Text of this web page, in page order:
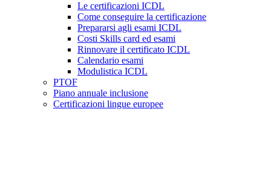
Le certificazioni ICDL
Come conseguire la certificazione
Prepararsi agli esami ICDL
Costi Skills card ed esami
Rinnovare il certificato ICDL
Calendario esami
Modulistica ICDL
PTOF
Piano annuale inclusione
Certificazioni lingue europee